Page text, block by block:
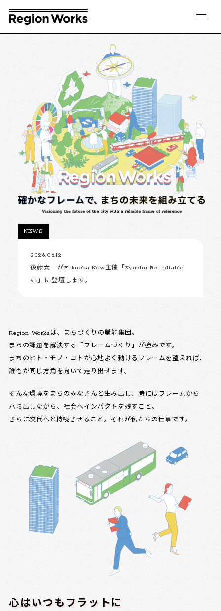
NEWS
2026.06.12
後藤太一がFukuoka Now主催「Kyushu Roundtable
#5」に登壇します。
Region Worksは、まちづくりの職能集団。
まちの課題を解決する「フレームづくり」が強みです。
まちのヒト・モノ・コトが心地よく動けるフレームを整えれば、
誰もが同じ方角を向いて走り出せます。
そんな環境をまちのみなさんと生み出し、時にはフレームから
ハミ出しながら、社会へインパクトを残すこと。
さらに次代へと持続させること。それが私たちの仕事です。
心はいつもフラットに